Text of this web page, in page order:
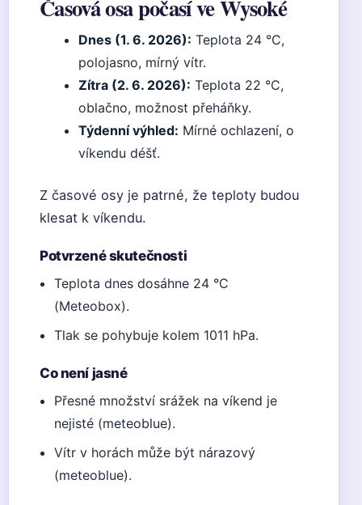
Časová osa počasí ve Wysoké
Dnes (1. 6. 2026): Teplota 24 °C,
polojasno, mírný vítr.
Zítra (2. 6. 2026): Teplota 22 °C,
oblačno, možnost přeháňky.
Týdenní výhled: Mírné ochlazení, o
víkendu déšť.
Z časové osy je patrné, že teploty budou
klesat k víkendu.
Potvrzené skutečnosti
Teplota dnes dosáhne 24 °C
(Meteobox).
Tlak se pohybuje kolem 1011 hPa.
Co není jasné
Přesné množství srážek na víkend je
nejisté (meteoblue).
Vítr v horách může být nárazový
(meteoblue).